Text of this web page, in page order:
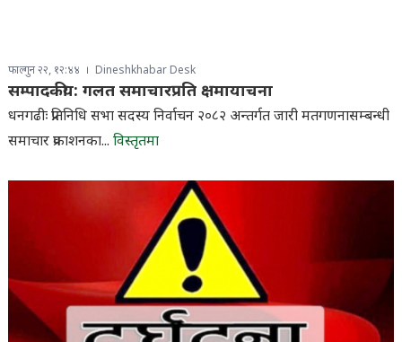
फाल्गुन २२, १२:४४ Dineshkhabar Desk
सम्पादकीय: गलत समाचारप्रति क्षमायाचना
धनगढीः प्रतिनिधि सभा सदस्य निर्वाचन २०८२ अन्तर्गत जारी मतगणनासम्बन्धी
समाचार प्रकाशनका... विस्तृतमा